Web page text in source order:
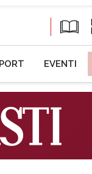
EVENTI